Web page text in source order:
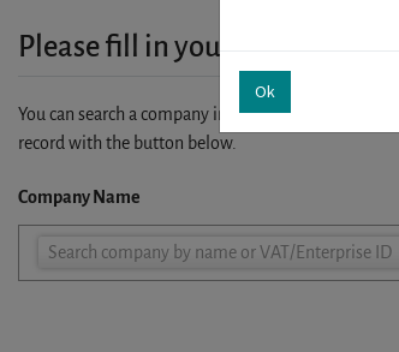
Please fill in your company
You can search a company in our database by
record with the button below.
Company Name
Search company by name or VAT/Enterprise ID
Company
Ok